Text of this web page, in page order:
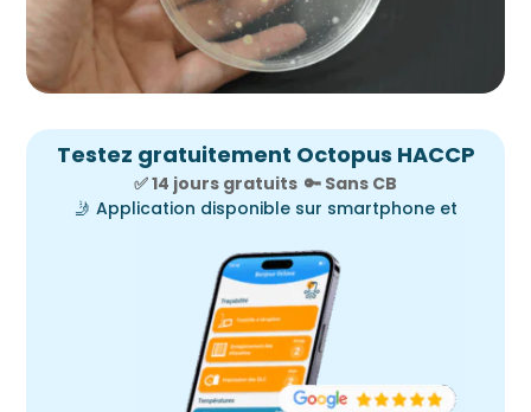
Testez gratuitement Octopus HACCP
✅ 14 jours gratuits 🔑 Sans CB
🤳 Application disponible sur smartphone et